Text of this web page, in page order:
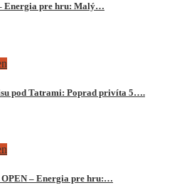
Energia pre hru: Malý…
pod Tatrami: Poprad privíta 5….
OPEN – Energia pre hru:…